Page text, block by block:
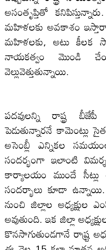
అసంతృప్తితో
మహిళలకు అవకాశం
మహిళలకు, అటు కీలక
నాయకత్వం మొండి చేయి
వెల్లువెత్తుతున్నాయి.
పదవులన్ని రాష్ట్ర
పెడుతున్నారనే కామెంట్లు
అసెంబ్లీ ఎన్నికల
సందర్భంగా ఇలాంటి
కార్యాలయం ముందే సీట్లు
సందర్భాలు కూడా
నుంచి జిల్లాల
అవుతుంది. ఇక జిల్లా
కొనసాగుతుండగానే రాష్ర్ట